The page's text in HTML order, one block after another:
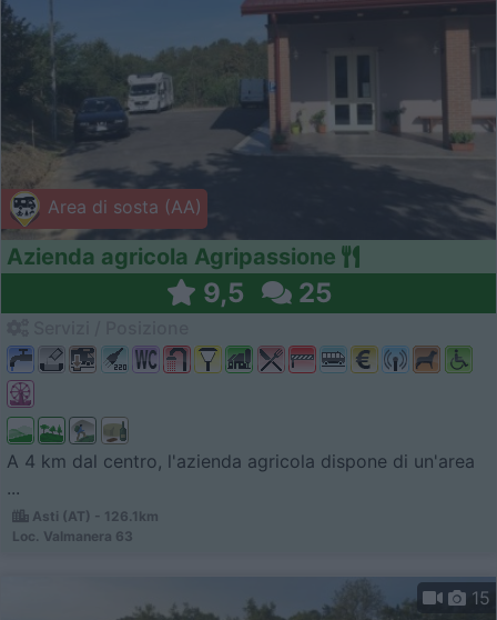
Area di sosta (AA)
Azienda agricola Agripassione
9,5 25
A 4 km dal centro, l'azienda agricola dispone di un'area
...
Asti (AT) - 126.1km
Loc. Valmanera 63
15